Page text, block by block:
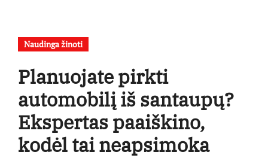
Naudinga žinoti
Planuojate pirkti
automobilį iš santaupų?
Ekspertas paaiškino,
kodėl tai neapsimoka